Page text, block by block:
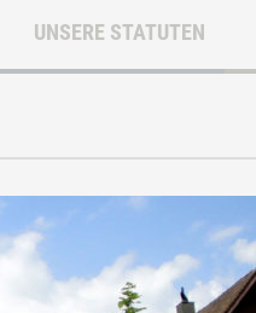
UNSERE STATUTEN